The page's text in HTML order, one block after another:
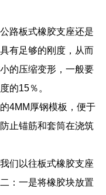
路板式橡胶支座还是
有足够的刚度，从而
的压缩变形，一般要
的15％。
4MM厚钢模板，便于
止锚筋和套筒在浇筑
们以往板式橡胶支座
：一是将橡胶块放置